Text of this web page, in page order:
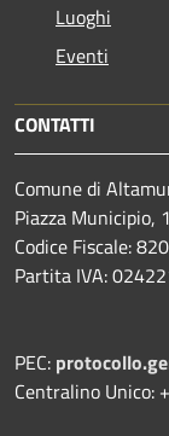
Luoghi
Eventi
CONTATTI
Comune di
Piazza Municipio,
Codice Fiscale:
Partita IVA:
PEC:
Centralino Unico: